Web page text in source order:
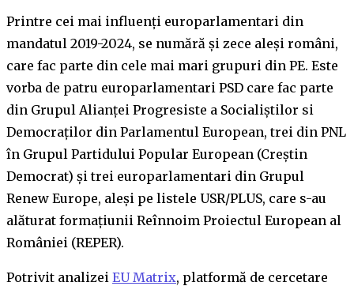
Printre cei mai influenți europarlamentari din
mandatul 2019-2024, se numără și zece aleși români,
care fac parte din cele mai mari grupuri din PE. Este
vorba de patru europarlamentari PSD care fac parte
din Grupul Alianței Progresiste a Socialiștilor si
Democraților din Parlamentul European, trei din PNL
în Grupul Partidului Popular European (Creștin
Democrat) și trei europarlamentari din Grupul
Renew Europe, aleși pe listele USR/PLUS, care s-au
alăturat formațiunii Reînnoim Proiectul European al
României (REPER).
Potrivit analizei EU Matrix, platformă de cercetare